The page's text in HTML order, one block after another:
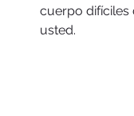
cuerpo difíciles
usted.